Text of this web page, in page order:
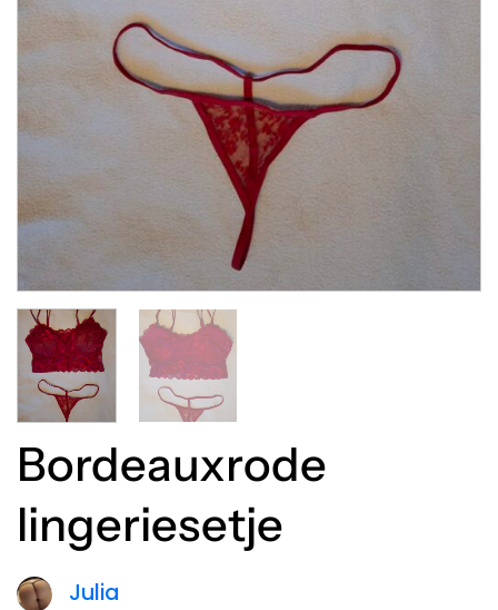
Bordeauxrode
lingeriesetje
Julia